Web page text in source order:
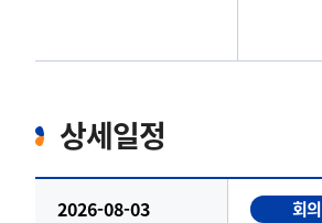
상세일정
2026-08-03 회의